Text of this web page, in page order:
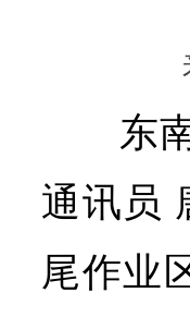
东
通讯员
尾作业